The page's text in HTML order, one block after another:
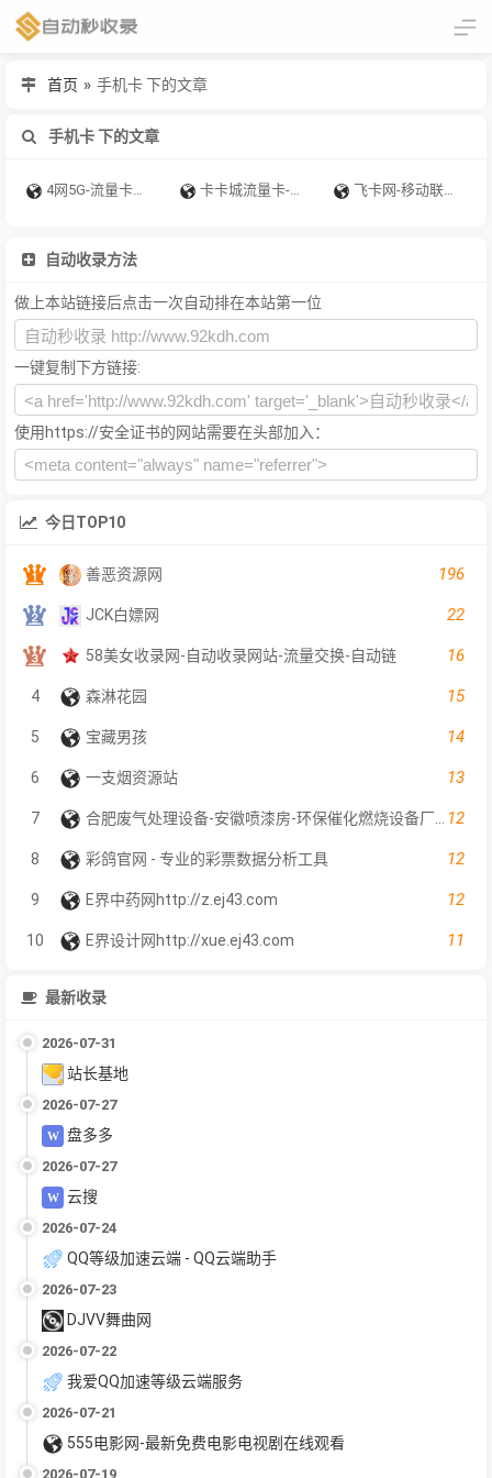
首页 » 手机卡 下的文章
手机卡 下的文章
4网5G-流量卡代理一级 卡卡城流量卡-是免费专业的流量卡代理平台，基于中国电信、中国联通、中国移动的手机卡产品，推出了号卡分销奖励计划，用户可以通过推广获得佣金奖励。麦卡是免费专业的流量卡代理平台 飞卡网-移动联通电信19元无限流量卡推荐_正规手机卡办理
自动收录方法
做上本站链接后点击一次自动排在本站第一位
一键复制下方链接:
使用https://安全证书的网站需要在头部加入：
今日TOP10
善恶资源网 196
JCK白嫖网 22
58美女收录网-自动收录网站-流量交换-自动链 16
4 森淋花园 15
5 宝藏男孩 14
6 一支烟资源站 13
7 12
8 彩鸽官网 - 专业的彩票数据分析工具 12
9 E界中药网http://z.ej43.com 12
10 E界设计网http://xue.ej43.com 11
最新收录
2026-07-31
站长基地
2026-07-27
盘多多
2026-07-27
云搜
2026-07-24
QQ等级加速云端 - QQ云端助手
2026-07-23
DJVV舞曲网
2026-07-22
我爱QQ加速等级云端服务
2026-07-21
555电影网-最新免费电影电视剧在线观看
2026-07-19